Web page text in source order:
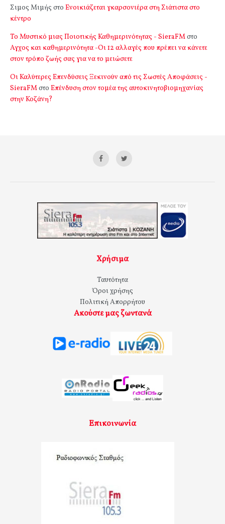
Σιμος Μιμής στο Ενοικιάζεται γκαρσονιέρα στη Σιάτιστα στο
κέντρο
Το Μυστικό μιας Ποιοτικής Καθημερινότητας - SieraFMστο
Αγχος και καθημερινότητα -Οι 12 αλλαγές που πρέπει να κάνετε
στον τρόπο ζωής σας για να το μειώσετε
Οι Καλύτερες Επενδύσεις Ξεκινούν από τις Σωστές Αποφάσεις -
SieraFMστο Επένδυση στον τομέα της αυτοκινητοβιομηχανίας
στην Κοζάνη?
Χρήσιμα
Ταυτότητα
Όροι χρήσης
Πολιτική Απορρήτου
Ακούστε μας ζωντανά
Επικοινωνία